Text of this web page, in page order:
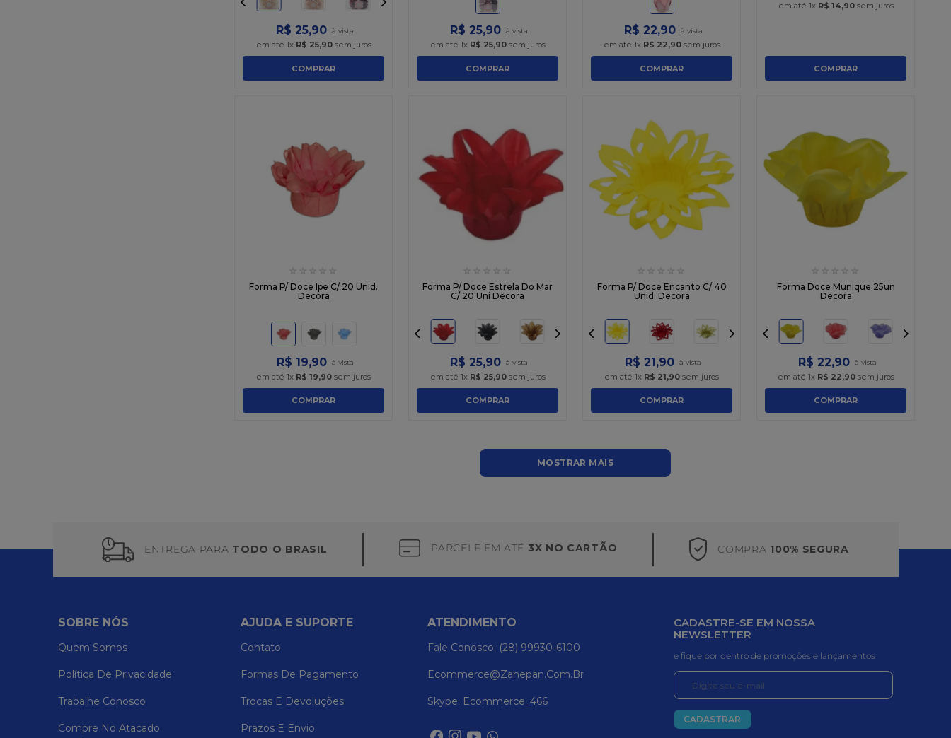
R$ 25,90
em até 1x R$ 25,90sem juros
COMPRAR
R$ 25,90
em até 1x R$ 25,90sem juros
COMPRAR
R$ 22,90
em até 1x R$ 22,90sem juros
COMPRAR
em até 1x R$ 14,90sem juros
COMPRAR
☆ ☆ ☆ ☆ ☆
Forma P/ Doce Ipe C/ 20 Unid.
Decora
R$ 19,90
em até 1x R$ 19,90 sem juros
COMPRAR
☆ ☆ ☆ ☆ ☆
Forma P/ Doce Estrela Do Mar
C/ 20 Uni Decora
R$ 25,90
em até 1x R$ 25,90sem juros
COMPRAR
☆ ☆ ☆ ☆ ☆
Forma P/ Doce Encanto C/ 40
Unid. Decora
R$ 21,90
em até 1x R$ 21,90 sem juros
COMPRAR
☆ ☆ ☆ ☆ ☆
Forma Doce Munique 25un
Decora
R$ 22,90
em até 1x R$ 22,90sem juros
COMPRAR
MOSTRAR MAIS
ENTREGA PARA TODO O BRASIL PARCELE EM ATÉ 3X NO CARTÃO COMPRA 100% SEGURA
SOBRE NÓS
Quem Somos
Política De Privacidade
Trabalhe Conosco
Compre No Atacado
AJUDA E SUPORTE
Contato
Formas De Pagamento
Trocas E Devoluções
Prazos E Envio
ATENDIMENTO
Fale Conosco: (28) 99930-6100
Ecommerce@zanepan.com.br
Skype: Ecommerce_466
CADASTRE-SE EM NOSSA
NEWSLETTER
e fique por dentro de promoções e lançamentos
CADASTRAR